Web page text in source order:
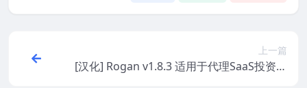
上一篇
[汉化] Rogan v1.8.3 适用于代理SaaS投资组